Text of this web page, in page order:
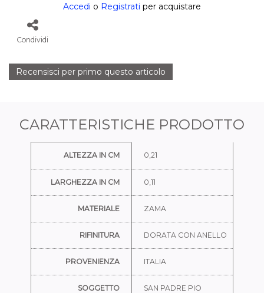
Accedi o Registrati per acquistare
Condividi
Recensisci per primo questo articolo
CARATTERISTICHE PRODOTTO
ALTEZZA IN CM 0,21
LARGHEZZA IN CM 0,11
MATERIALE ZAMA
RIFINITURA DORATA CON ANELLO
PROVENIENZA ITALIA
SOGGETTO SAN PADRE PIO